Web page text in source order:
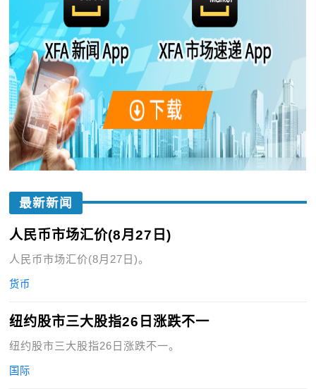
最新新闻
人民币市场汇价(8月27日)
人民币市场汇价(8月27日)。
货币
纽约股市三大股指26日涨跌不一
纽约股市三大股指26日涨跌不一。
国际